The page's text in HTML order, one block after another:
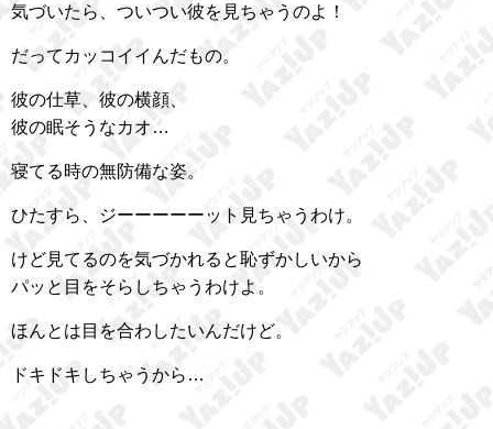
気づいたら、ついつい彼を見ちゃうのよ！
だってカッコイイんだもの。
彼の仕草、彼の横顔、
彼の眠そうなカオ…
寝てる時の無防備な姿。
ひたすら、ジーーーーーット見ちゃうわけ。
けど見てるのを気づかれると恥ずかしいから
パッと目をそらしちゃうわけよ。
ほんとは目を合わしたいんだけど。
ドキドキしちゃうから…